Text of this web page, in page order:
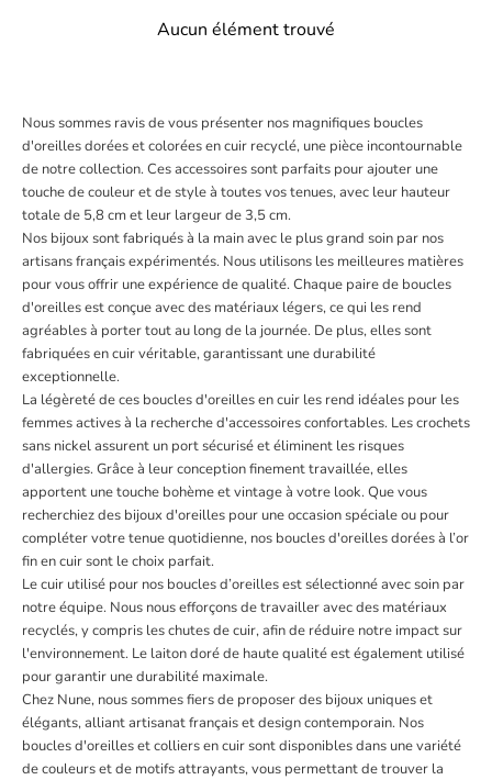
Aucun élément trouvé
Nous sommes ravis de vous présenter nos magnifiques boucles
d'oreilles dorées et colorées en cuir recyclé, une pièce incontournable
de notre collection. Ces accessoires sont parfaits pour ajouter une
touche de couleur et de style à toutes vos tenues, avec leur hauteur
totale de 5,8 cm et leur largeur de 3,5 cm.
Nos bijoux sont fabriqués à la main avec le plus grand soin par nos
artisans français expérimentés. Nous utilisons les meilleures matières
pour vous offrir une expérience de qualité. Chaque paire de boucles
d'oreilles est conçue avec des matériaux légers, ce qui les rend
agréables à porter tout au long de la journée. De plus, elles sont
fabriquées en cuir véritable, garantissant une durabilité
exceptionnelle.
La légèreté de ces boucles d'oreilles en cuir les rend idéales pour les
femmes actives à la recherche d'accessoires confortables. Les crochets
sans nickel assurent un port sécurisé et éliminent les risques
d'allergies. Grâce à leur conception finement travaillée, elles
apportent une touche bohème et vintage à votre look. Que vous
recherchiez des bijoux d'oreilles pour une occasion spéciale ou pour
compléter votre tenue quotidienne, nos boucles d'oreilles dorées à l’or
fin en cuir sont le choix parfait.
Le cuir utilisé pour nos boucles d’oreilles est sélectionné avec soin par
notre équipe. Nous nous efforçons de travailler avec des matériaux
recyclés, y compris les chutes de cuir, afin de réduire notre impact sur
l'environnement. Le laiton doré de haute qualité est également utilisé
pour garantir une durabilité maximale.
Chez Nune, nous sommes fiers de proposer des bijoux uniques et
élégants, alliant artisanat français et design contemporain. Nos
boucles d'oreilles et colliers en cuir sont disponibles dans une variété
de couleurs et de motifs attrayants, vous permettant de trouver la